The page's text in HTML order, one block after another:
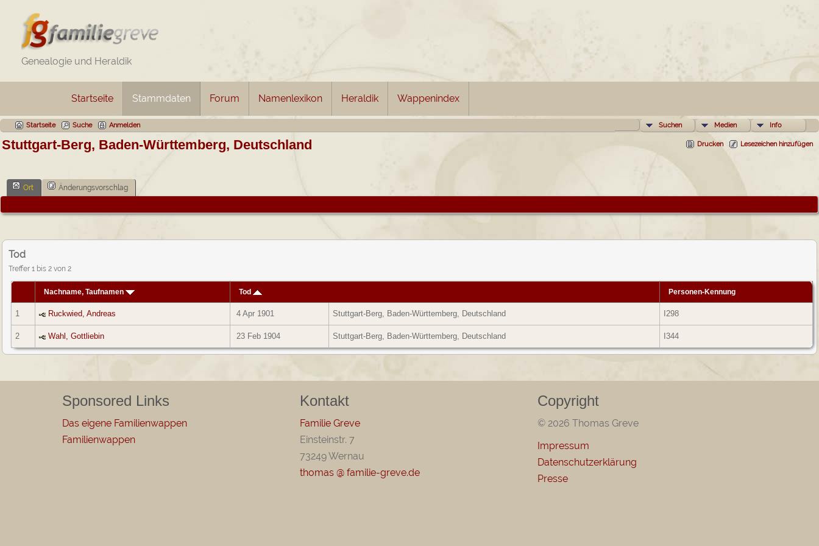
Genealogie und Heraldik
Startseite Stammdaten Forum Namenlexikon Heraldik Wappenindex
Suchen Medien Info
Startseite Suche Anmelden
Drucken Lesezeichen hinzufügen
Stuttgart-Berg, Baden-Württemberg, Deutschland
Ort Änderungsvorschlag
Tod
Treffer 1 bis 2 von 2
Nachname, Taufnamen Tod Personen-Kennung
1 Ruckwied, Andreas 4 Apr 1901 Stuttgart-Berg, Baden-Württemberg, Deutschland I298
2 Wahl, Gottliebin 23 Feb 1904 Stuttgart-Berg, Baden-Württemberg, Deutschland I344
Sponsored Links
Das eigene Familienwappen
Familienwappen
Kontakt
Familie Greve
Einsteinstr. 7
73249 Wernau
thomas @ familie-greve.de
Copyright
© 2026 Thomas Greve
Impressum
Datenschutzerklärung
Presse